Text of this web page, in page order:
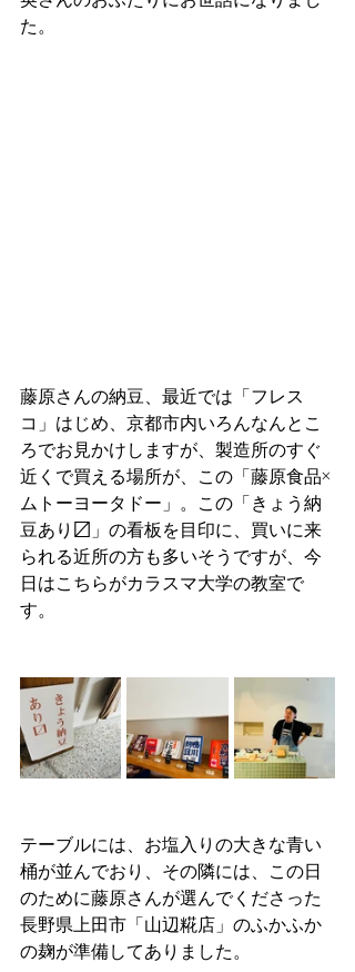
た。
藤原さんの納豆、最近では「フレス
コ」はじめ、京都市内いろんなんとこ
ろでお見かけしますが、製造所のすぐ
近くで買える場所が、この「藤原食品×
ムトーヨータドー」。この「きょう納
豆あり〼」の看板を目印に、買いに来
られる近所の方も多いそうですが、今
日はこちらがカラスマ大学の教室で
す。
テーブルには、お塩入りの大きな青い
桶が並んでおり、その隣には、この日
のために藤原さんが選んでくださった
長野県上田市「山辺糀店」のふかふか
の麹が準備してありました。